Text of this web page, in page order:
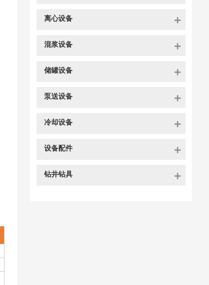
离心设备
混浆设备
储罐设备
泵送设备
冷却设备
设备配件
钻井钻具